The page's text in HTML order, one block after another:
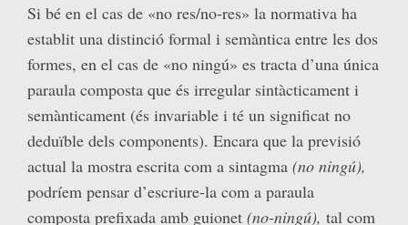
Si bé en el cas de «no res/no-res» la normativa ha
establit una distinció formal i semàntica entre les dos
formes, en el cas de «no ningú» es tracta d’una única
paraula composta que és irregular sintàcticament i
semànticament (és invariable i té un significat no
deduïble dels components). Encara que la previsió
actual la mostra escrita com a sintagma (no ningú),
podríem pensar d’escriure-la com a paraula
composta prefixada amb guionet (no-ningú), tal com